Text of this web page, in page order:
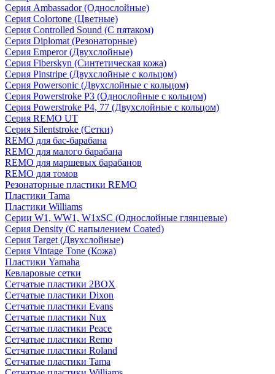
Серия Ambassador (Однослойные)
Серия Colortone (Цветные)
Серия Controlled Sound (С пятаком)
Серия Diplomat (Резонаторные)
Серия Emperor (Двухслойные)
Серия Fiberskyn (Синтетическая кожа)
Серия Pinstripe (Двухслойные с кольцом)
Серия Powersonic (Двухслойные с кольцом)
Серия Powerstroke P3 (Однослойные с кольцом)
Серия Powerstroke P4, 77 (Двухслойные с кольцом)
Серия REMO UT
Серия Silentstroke (Сетки)
REMO для бас-барабана
REMO для малого барабана
REMO для маршевых барабанов
REMO для томов
Резонаторные пластики REMO
Пластики Tama
Пластики Williams
Серии W1, WW1, W1xSC (Однослойные глянцевые)
Серия Density (C напылением Coated)
Серия Target (Двухслойные)
Серия Vintage Tone (Кожа)
Пластики Yamaha
Кевларовые сетки
Сетчатые пластики 2BOX
Сетчатые пластики Dixon
Сетчатые пластики Evans
Сетчатые пластики Nux
Сетчатые пластики Peace
Сетчатые пластики Remo
Сетчатые пластики Roland
Сетчатые пластики Tama